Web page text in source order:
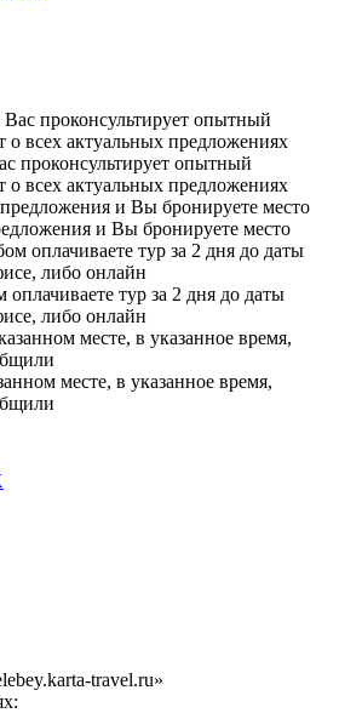
проконсультирует опытный
о всех актуальных предложениях
и Вы бронируете место
тур за 2 дня до даты
либо онлайн
месте, в указанное время,
travel.ru»